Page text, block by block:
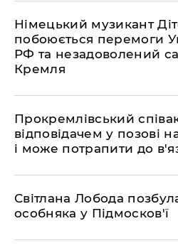
Німецький музикант
побоюється перемоги
РФ та незадоволений
Кремля
​Прокремлівський
відповідачем у позові
і може потрапити до
Світлана Лобода
особняка у Підмосков'ї